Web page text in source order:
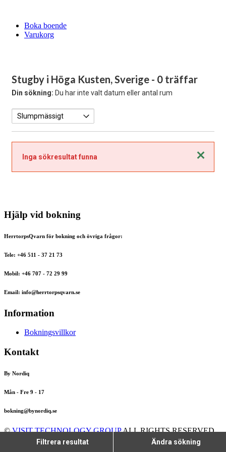
Boka boende
Varukorg
Stugby i Höga Kusten, Sverige - 0 träffar
Din sökning: Du har inte valt datum eller antal rum
Stäng
Inga sökresultat funna
Filtrera resultat Ändra sökning
Hjälp vid bokning
HerrtorpsQvarn för bokning och övriga frågor:
Tele: +46 511 - 37 21 73
Mobil: +46 707 - 72 29 99
Email: info@herrtorpsqvarn.se
Information
Bokningsvillkor
Kontakt
By Nordiq
Mån - Fre 9 - 17
bokning@bynordiq.se
©VISIT TECHNOLOGY GROUPALL RIGHTS RESERVED
CITYBREAK™ INFORMATION & RESERVATION SYSTEM